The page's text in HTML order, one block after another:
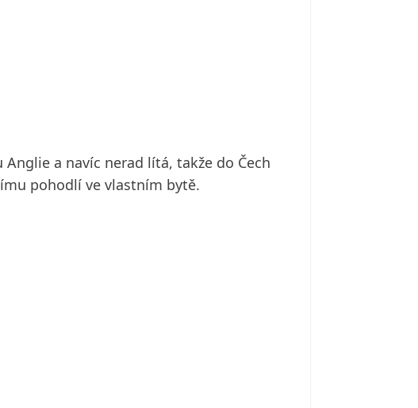
a navíc nerad lítá, takže do Čech
pohodlí ve vlastním bytě.